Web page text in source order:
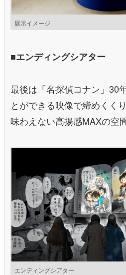
展示イメージ
■エンディングシアター
最後は「名探偵コナン」30
とができる映像で締めくく
味わえない高揚感MAXの空
エンディングシアター